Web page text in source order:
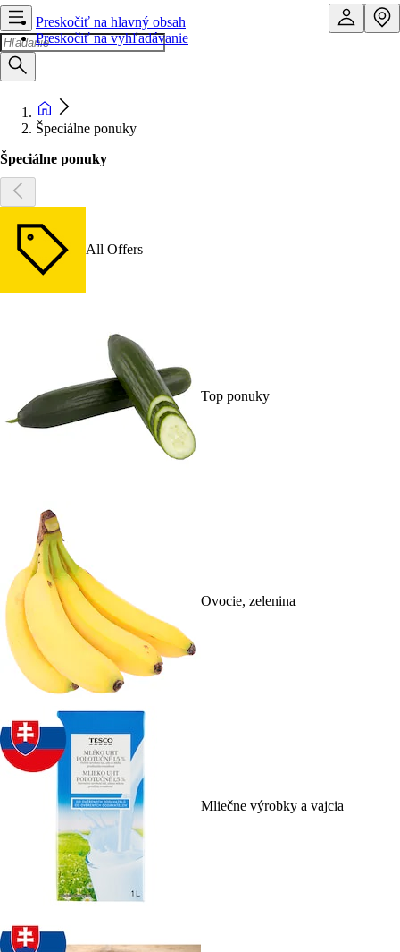
Preskočiť na hlavný obsah
Preskočiť na vyhľadávanie
Špeciálne ponuky
Špeciálne ponuky
All Offers
Top ponuky
Ovocie, zelenina
Mliečne výrobky a vajcia